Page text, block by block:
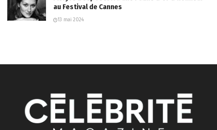
au Festival de Cannes
13 mai 2024